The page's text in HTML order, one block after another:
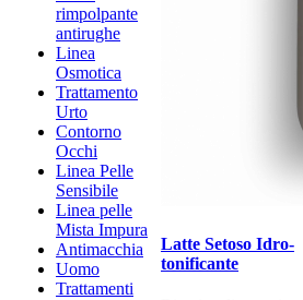
rimpolpante
antirughe
Linea
Osmotica
Trattamento
Urto
Contorno
Occhi
Linea Pelle
Sensibile
Linea pelle
Mista Impura
Antimacchia
Uomo
Trattamenti
Latte Setoso Idro-
tonificante